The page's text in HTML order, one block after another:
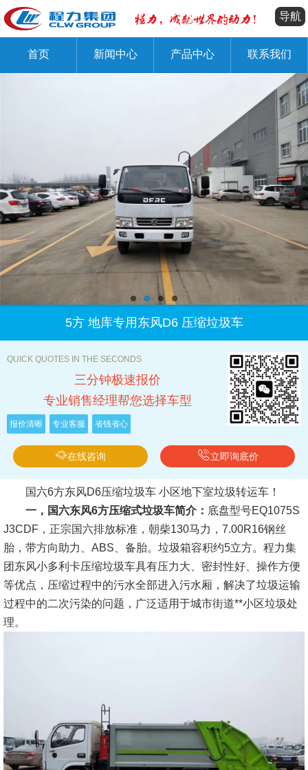
导航
首页 新闻中心 产品中心 联系我们
5方 地库专用东风D6 压缩垃圾车
QUICK QUOTES IN THE SECONDS
三分钟极速报价
专业销售经理帮您选择车型
报价清晰 专业客服 省钱省心
在线咨询 立即询底价
国六6方东风D6压缩垃圾车 小区地下室垃圾转运车！
一，国六东风6方压缩式垃圾车简介： 底盘型号EQ1075S
J3CDF，正宗国六排放标准，朝柴130马力，7.00R16钢丝
胎，带方向助力、ABS、备胎。垃圾箱容积约5立方。程力集
团东风小多利卡压缩垃圾车具有压力大、密封性好、操作方便
等优点，压缩过程中的污水全部进入污水厢，解决了垃圾运输
过程中的二次污染的问题，广泛适用于城市街道**小区垃圾处
理。